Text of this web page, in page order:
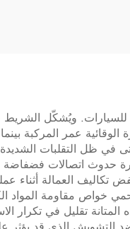
للسيارات. ويُشكّل
عمر المركبة
في ظل التقلبات
حدوث اتصالات
العمالة أثناء
خواص مقاومة المواد
تقليل في تكرار